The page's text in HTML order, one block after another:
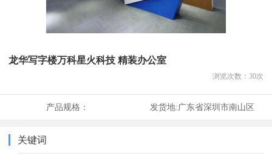
龙华写字楼万科星火科技 精装办公室
浏览次数： 30次
产品规格： 发货地:广东省深圳市南山区
关键词